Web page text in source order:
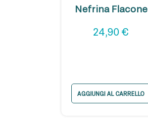
Nefrina Flacone
24,90 €
AGGIUNGI AL CARRELLO